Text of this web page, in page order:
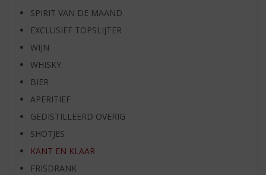
SPIRIT VAN DE MAAND
EXCLUSIEF TOPSLIJTER
WIJN
WHISKY
BIER
APERITIEF
GEDISTILLEERD OVERIG
SHOTJES
KANT EN KLAAR
FRISDRANK